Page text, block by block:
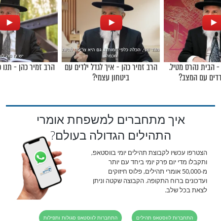
לברכת
של נשמה
למה בסוף כולם מגיעים לאותה
קופה?
עיניים:
מגזין תהילים
מה קורה לנשמה שלכם ברגע